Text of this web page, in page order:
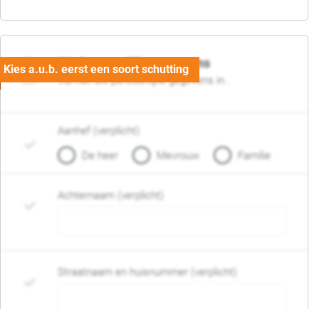
06. Persoonlijke gegevens
Vul hier uw persoonlijke gegevens in..
Aanhef (verplicht)
De heer
Mevrouw Familie
Achternaam (verplicht)
Straatnaam en huisnummer (verplicht)